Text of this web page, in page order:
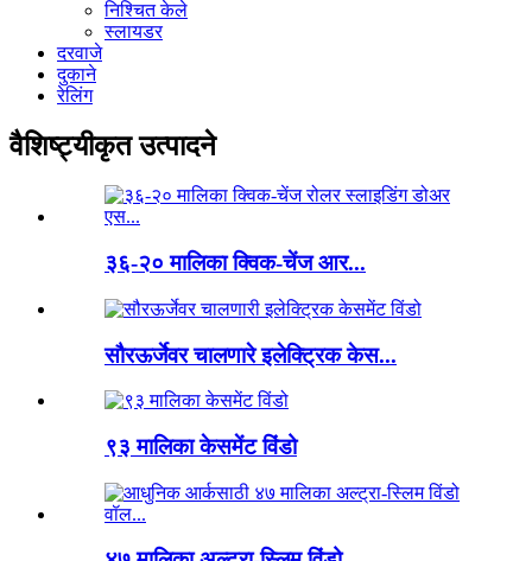
निश्चित केले
स्लायडर
दरवाजे
दुकाने
रेलिंग
वैशिष्ट्यीकृत उत्पादने
३६-२० मालिका क्विक-चेंज आर...
सौरऊर्जेवर चालणारे इलेक्ट्रिक केस...
९३ मालिका केसमेंट विंडो